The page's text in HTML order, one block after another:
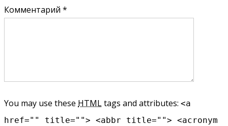
Комментарий *
You may use these HTMLtags and attributes: <a
href="" title=""> <abbr title=""> <acronym